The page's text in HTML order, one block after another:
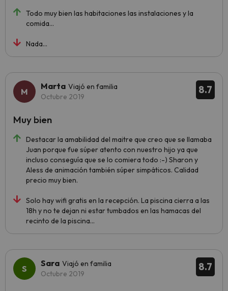
Todo muy bien las habitaciones las instalaciones y la
comida...
Nada...
8.7
Marta Viajó en familia
Octubre 2019
Destacar la amabilidad del maitre que creo que se llamaba
Juan porque fue súper atento con nuestro hijo ya que
incluso conseguía que se lo comiera todo :-) Sharon y
Aless de animación también súper simpáticos. Calidad
precio muy bien.
Solo hay wifi gratis en la recepción. La piscina cierra a las
18h y no te dejan ni estar tumbados en las hamacas del
recinto de la piscina...
Muy bien
8.7
Sara Viajó en familia
Octubre 2019